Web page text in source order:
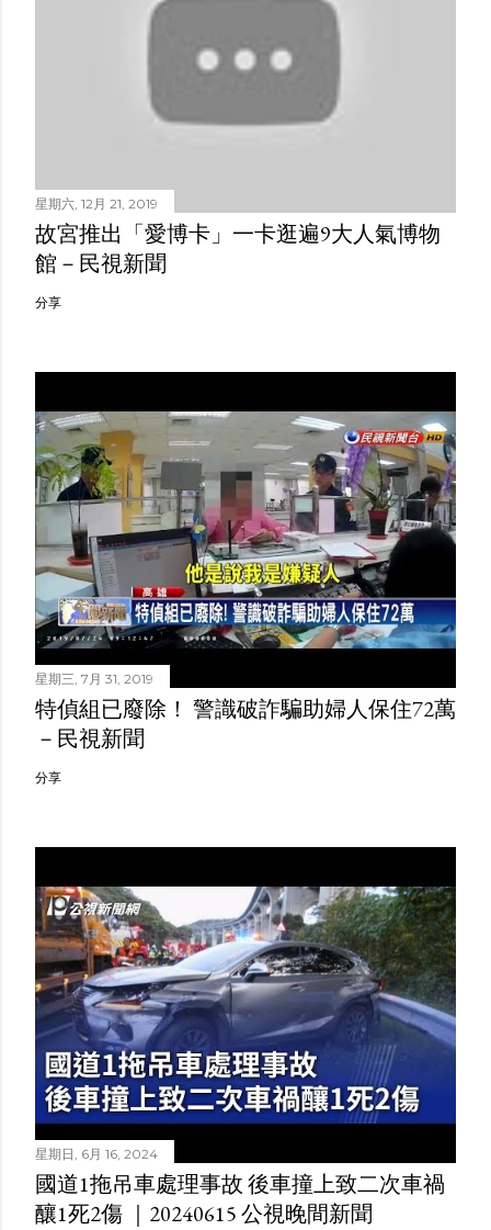
星期六, 12月 21, 2019
故宮推出「愛博卡」一卡逛遍9大人氣博物
館－民視新聞
分享
星期三, 7月 31, 2019
特偵組已廢除！ 警識破詐騙助婦人保住72萬
－民視新聞
分享
星期日, 6月 16, 2024
國道1拖吊車處理事故 後車撞上致二次車禍
釀1死2傷 ｜20240615 公視晚間新聞